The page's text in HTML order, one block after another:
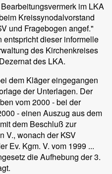
im LKA
Kreissynodalvorstand
und Fragebogen angef."
dieser informelle
des Kirchenkreises
des LKA.
dem Kläger eingegangen
der Unterlagen. Der
vom 2000 - bei der
- einen Auszug aus dem
dem Beschluß zur
V., wonach der KSV
Ev. Kgm. V. vom 1999 ...
die Aufhebung der 3.